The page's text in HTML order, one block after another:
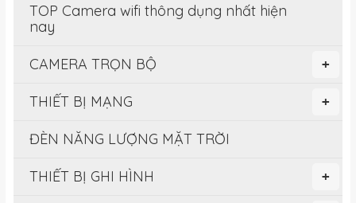
TOP Camera wifi thông dụng nhất hiện
nay
+
CAMERA TRỌN BỘ
+
THIẾT BỊ MẠNG
ĐÈN NĂNG LƯỢNG MẶT TRỜI
+
THIẾT BỊ GHI HÌNH